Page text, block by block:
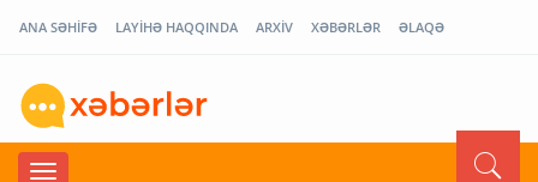
ANA SƏHİFƏ LAYİHƏ HAQQINDA ARXİV XƏBƏRLƏR ƏLAQƏ